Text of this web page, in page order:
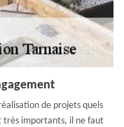
de projets quels
très importants, il ne faut